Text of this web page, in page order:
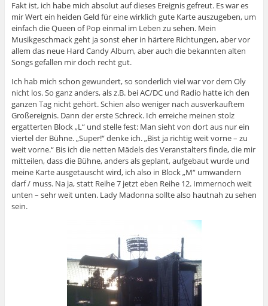
Fakt ist, ich habe mich absolut auf dieses Ereignis gefreut. Es war es
mir Wert ein heiden Geld für eine wirklich gute Karte auszugeben, um
einfach die Queen of Pop einmal im Leben zu sehen. Mein
Musikgeschmack geht ja sonst eher in härtere Richtungen, aber vor
allem das neue Hard Candy Album, aber auch die bekannten alten
Songs gefallen mir doch recht gut.
Ich hab mich schon gewundert, so sonderlich viel war vor dem Oly
nicht los. So ganz anders, als z.B. bei AC/DC und Radio hatte ich den
ganzen Tag nicht gehört. Schien also weniger nach ausverkauftem
Großereignis. Dann der erste Schreck. Ich erreiche meinen stolz
ergatterten Block „L“ und stelle fest: Man sieht von dort aus nur ein
viertel der Bühne. „Super!“ denke ich. „Bist ja richtig weit vorne – zu
weit vorne.“ Bis ich die netten Mädels des Veranstalters finde, die mir
mitteilen, dass die Bühne, anders als geplant, aufgebaut wurde und
meine Karte ausgetauscht wird, ich also in Block „M“ umwandern
darf / muss. Na ja, statt Reihe 7 jetzt eben Reihe 12. Immernoch weit
unten – sehr weit unten. Lady Madonna sollte also hautnah zu sehen
sein.